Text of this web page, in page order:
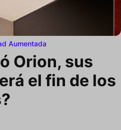
Aumentada
Orion, sus
el fin de los